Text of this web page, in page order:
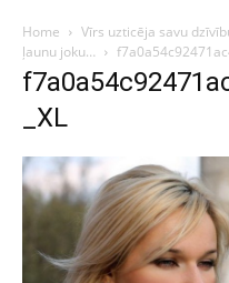
Home
Vīrs uzticēja savu
ļaunu joku…
_XL